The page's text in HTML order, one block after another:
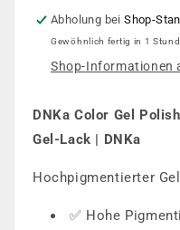
Abholung beiShop-
Gewöhnlich fertig in 1
Shop-Informationen
DNKa Color Gel
Gel-Lack | DNKa
Hochpigmentierter
✅ Hohe